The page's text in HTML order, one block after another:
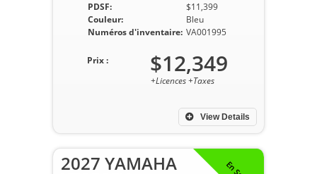
PDSF:
$11,399
Couleur:
Bleu
Numéros d'inventaire: VA001995
View Details
Prix : $12,349
+Licences +Taxes
2027 YAMAHA